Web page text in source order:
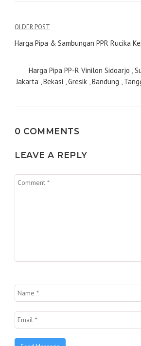
Navigasi
pos
OLDER POST
Harga Pipa & Sambungan PPR Rucika
Harga Pipa PP-R Vinilon Sidoarjo ,
Jakarta , Bekasi , Gresik , Bandung ,
0 COMMENTS
LEAVE A REPLY